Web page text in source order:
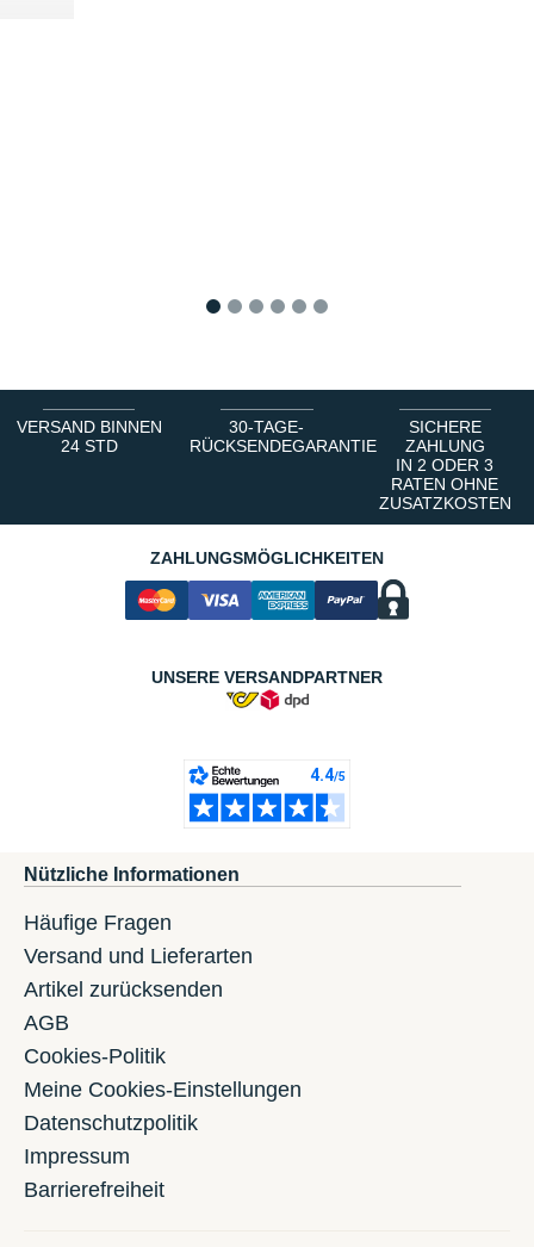
VERSAND BINNEN
24 STD
30-TAGE-
RÜCKSENDEGARANTIE
SICHERE
ZAHLUNG
IN 2 ODER 3
RATEN OHNE
ZUSATZKOSTEN
ZAHLUNGSMÖGLICHKEITEN
UNSERE VERSANDPARTNER
Nützliche Informationen
Häufige Fragen
Versand und Lieferarten
Artikel zurücksenden
AGB
Cookies-Politik
Meine Cookies-Einstellungen
Datenschutzpolitik
Impressum
Barrierefreiheit